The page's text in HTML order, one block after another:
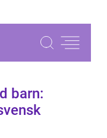
barn: